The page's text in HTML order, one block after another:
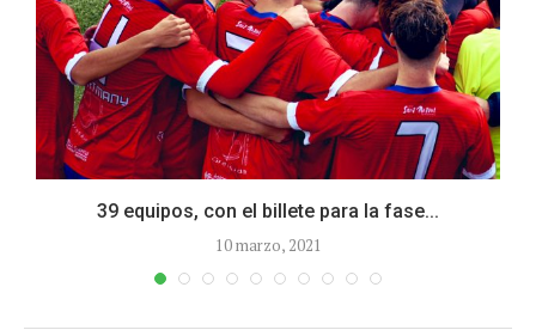
39 equipos, con el billete para la fase...
10 marzo, 2021